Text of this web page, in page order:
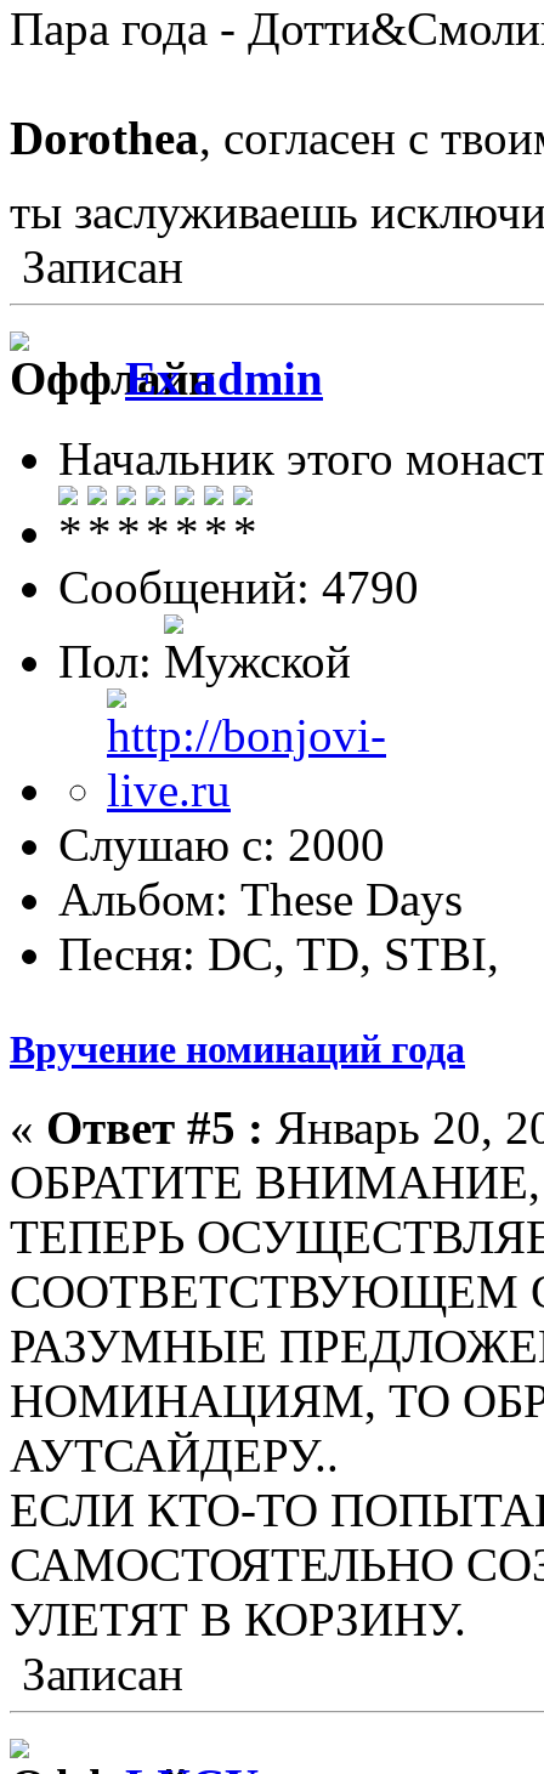
Пара года -
Dorothea, согласен с
ты заслуживаешь
Записан
Ex admin
Начальник этого
Сообщений: 4790
Пол:
Слушаю с: 2000
Альбом: These Days
Песня: DC, TD, STBI,
Вручение номинаций года
« Ответ #5 : Январь 20,
ОБРАТИТЕ
ТЕПЕРЬ
СООТВЕТСТВУЮЩЕМ
РАЗУМНЫЕ
НОМИНАЦИЯМ, ТО
АУТСАЙДЕРУ..
ЕСЛИ КТО-ТО
САМОСТОЯТЕЛЬНО
УЛЕТЯТ В КОРЗИНУ.
Записан